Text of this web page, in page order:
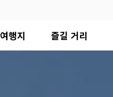
여행지 즐길 거리